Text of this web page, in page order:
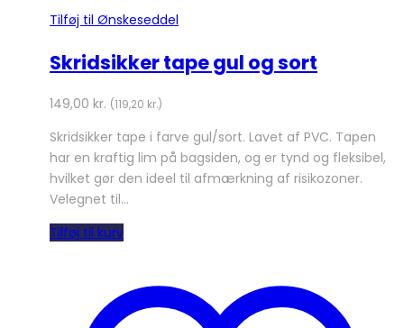
Tilføj til Ønskeseddel
Skridsikker tape gul og sort
149,00 kr. (119,20 kr.)
Skridsikker tape i farve gul/sort. Lavet af PVC. Tapen
har en kraftig lim på bagsiden, og er tynd og fleksibel,
hvilket gør den ideel til afmærkning af risikozoner.
Velegnet til…
Tilføj til kurv